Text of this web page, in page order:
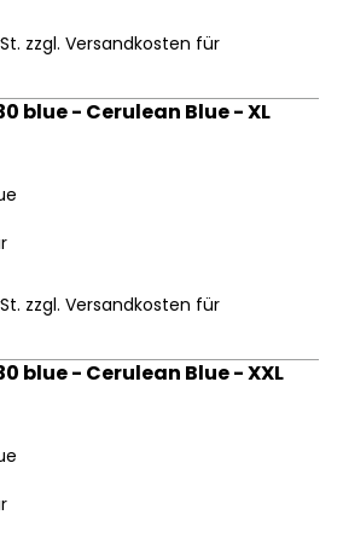
zzgl. Versandkosten für
blue - Cerulean Blue - XL
zzgl. Versandkosten für
blue - Cerulean Blue - XXL